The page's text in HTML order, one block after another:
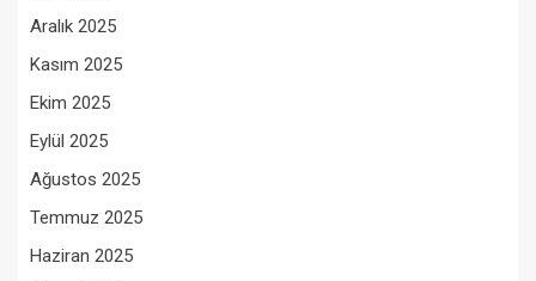
Aralık 2025
Kasım 2025
Ekim 2025
Eylül 2025
Ağustos 2025
Temmuz 2025
Haziran 2025